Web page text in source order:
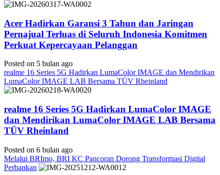
Acer Hadirkan Garansi 3 Tahun dan Jaringan
Pernajual Terluas di Seluruh Indonesia Komitmen
Perkuat Kepercayaan Pelanggan
Posted on 5 bulan ago
realme 16 Series 5G Hadirkan LumaColor IMAGE dan Mendirikan
LumaColor IMAGE LAB Bersama TÜV Rheinland
realme 16 Series 5G Hadirkan LumaColor IMAGE
dan Mendirikan LumaColor IMAGE LAB Bersama
TÜV Rheinland
Posted on 6 bulan ago
Melalui BRImo, BRI KC Pancoran Dorong Transformasi Digital
Perbankan